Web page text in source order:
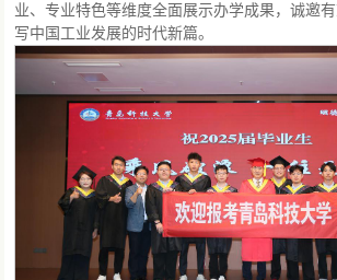
业、专业特色等维度全面展示办学成果，诚邀
写中国工业发展的时代新篇。